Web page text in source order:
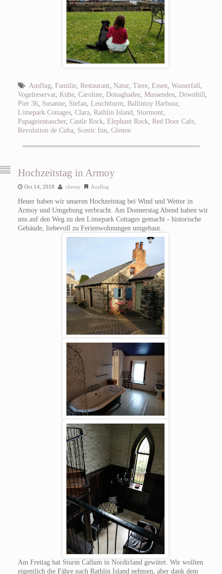
Ausflug Familie, Restaurant, Natur, Tiere, Essen Wasserfall
Vogelreservat, Kühe, Caroline, Donaghadee, Mussenden Downhill
Pier 36, Susanne, Stefan Leuchtturm Ballintoy Harbour,
Limepark Cottages, Clara Rathlin Island Stormont,
Papageientaucher, Castle Rock Elephant Rock Red Door Cafe,
Revolution de Cuba
Scenic Inn Glenoe
Hochzeitstag in Armoy
Oct 14, 2018 cheesy Ausflug
Heuer haben wir unseren Hochzeitstag bei Wind und Wetter in
Armoy und Umgebung verbracht. Am Donnerstag Abend haben wir
uns auf den Weg zu den Limepark Cottages gemacht - historische
Gebäude, liebevoll zu Ferienwohnungen umgebaut.
Am Freitag hat Sturm Callum in Nordirland gewütet. Wir wollten
eigentlich die Fähre nach Rathlin Island nehmen, aber dank dem